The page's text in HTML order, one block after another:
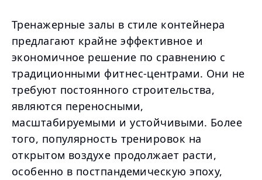
Тренажерные залы в стиле контейнера
предлагают крайне эффективное и
экономичное решение по сравнению с
традиционными фитнес-центрами. Они не
требуют постоянного строительства,
являются переносными,
масштабируемыми и устойчивыми. Более
того, популярность тренировок на
открытом воздухе продолжает расти,
особенно в постпандемическую эпоху,